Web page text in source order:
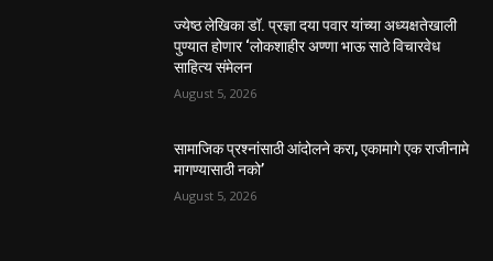
ज्येष्ठ लेखिका डॉ. प्रज्ञा दया पवार यांच्या अध्यक्षतेखाली
पुण्यात होणार ‘लोकशाहीर अण्णा भाऊ साठे विचारवेध
साहित्य संमेलन
August 5, 2026
सामाजिक प्रश्नांसाठी आंदोलने करा, एकामागे एक राजीनामे
मागण्यासाठी नको’
August 5, 2026